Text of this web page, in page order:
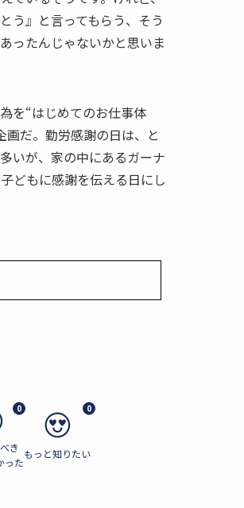
う』と言ってもらう、そう
ったんじゃないかと思いま
を“はじめてのお仕事体
だ。勤労感謝の日は、と
いが、家の中にあるガーナ
どもに感謝を伝える日にし
0
き
った
0
もっと知りたい